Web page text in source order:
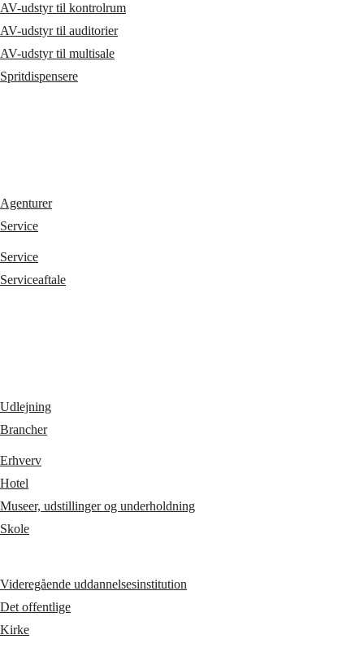
AV-udstyr til kontrolrum
AV-udstyr til auditorier
AV-udstyr til multisale
Spritdispensere
Agenturer
Service
Service
Serviceaftale
Udlejning
Brancher
Erhverv
Hotel
Museer, udstillinger og underholdning
Skole
Videregående uddannelsesinstitution
Det offentlige
Kirke